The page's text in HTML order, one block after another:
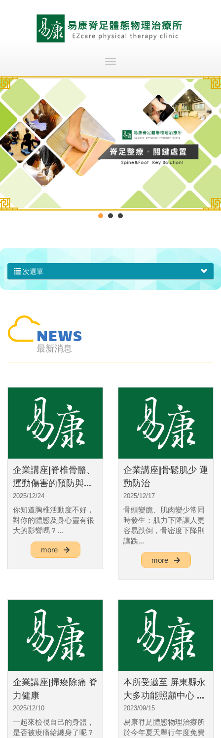
次選單
NEWS
最新消息
企業講座|脊椎骨骼、
運動傷害的預防與...
2025/12/24
你知道胸椎活動度不好，
對你的體態及身心靈有很
大的影響嗎？...
more
企業講座|骨鬆肌少 運
動防治
2025/12/17
骨頭變脆、肌肉變少常同
時發生：肌力下降讓人更
容易跌倒，骨密度下降則
讓跌...
more
企業講座|掃痠除痛 脊
力健康
2025/12/10
一起來檢視自己的身體，
是否被痠痛給纏身了呢？
本所受邀至 屏東縣永
大多功能照顧中心 ...
2023/09/15
易康脊足體態物理治療所
於今年夏天舉行年度免費